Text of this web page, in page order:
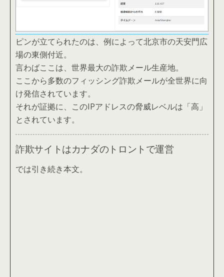
ピンが立てられたのは、例によって北京市の天安門広
場の東側付近。
言わばここは、世界最大の詐欺メール生産地。
ここから多数のフィッシング詐欺メールが全世界に向
け発信されています。
それが証拠に、このIPアドレスの脅威レベルは「高」
とされています。
詐欺サイトはカナダのトロントで運営
では引き続き本文。